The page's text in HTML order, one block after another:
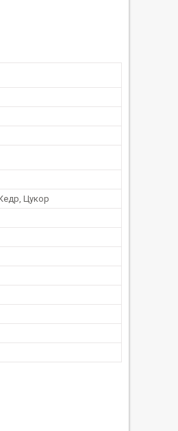
Цукор